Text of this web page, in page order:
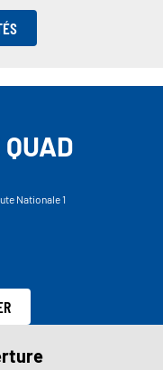
Nationale 1